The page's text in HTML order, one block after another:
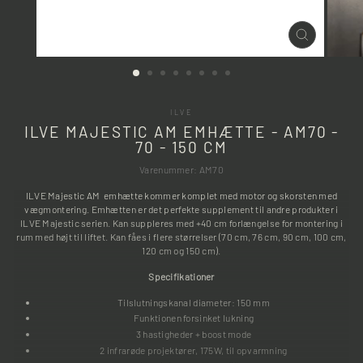
LUK
(ESC)
ILVE
ILVE MAJESTIC AM EMHÆTTE - AM70 -
70 - 150 CM
Varenummer: AM70
ILVE Majestic AM emhætte kommer komplet med motor og skorsten med
vægmontering. Emhætten er det perfekte supplement til andre produkter i
ILVE Majestic serien. Kan suppleres med +40 cm forlængelse for montering i
rum med højt til liftet. Kan fåes i flere størrelser (70 cm , 76 cm , 90 cm , 100 cm
120 cm og 150 cm).
Specifikationer
Tilslutningskanal diameter: 150 mm
Funktionen forsinket lukning
3 hastigheder + boost mode
2 infrarøde projektører, 175W, til opvarmning